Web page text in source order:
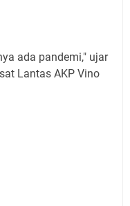
ada pandemi," ujar
Lantas AKP Vino